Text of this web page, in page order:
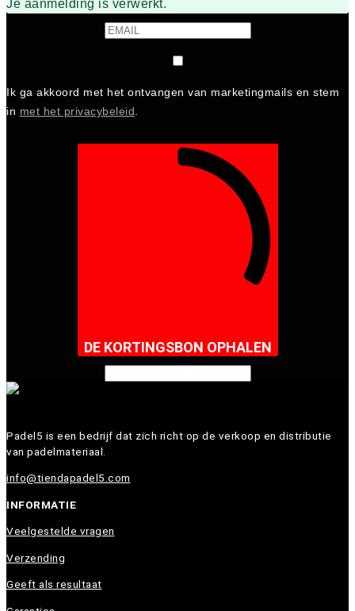
Je aanmelding is verwerkt.
Ik ga akkoord met het ontvangen van marketingmails en stem
in met het privacybeleid
DE KORTINGSBON OPHALEN
Padel5 is een bedrijf dat zich richt op de verkoop en distributie
van padelmateriaal.
info@tiendapadel5.com
INFORMATIE
Veelgestelde vragen
Verzending
Geeft als resultaat